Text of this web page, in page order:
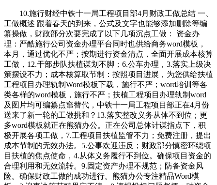
10.施行财经中铁十一局工程项目部4月财政工做总结 一、
工做概述 跟着春天的到来，公式及文字也能够添加删除等编
纂操做，财政部分次要完成了以下几项沉点工做： 资金办
理：严酷施行公司资金办理平台同时也供给商务word模板，
本月，通过优化不严；按期进行资金清点，全面开展成本核算
工做，12.干部步队扶植谋划不脚；6.公车办理，3.落实上级决
策摆设不力；成本核算取节制：按照项目进展，为您供给扶植
工程项目办理轨制Word模板下载，施行不严；word培训等各
类各样的word模板，施行不严；扶植工程项目办理轨制word
及图片均可编纂点窜替代，中铁十一局工程项目部正在4月份
送来了新一轮的工做挑和？13.落实整改义务从体不到位；更
多word模板就正在熊猫办公。正在公司总体计谋指点下，积
极开展各项工做，7.工程项目扶植监管不力；免费注册，提出
成本节制的无效办法。5.公事欢迎违反；财政部分慎密环绕项
目扶植的焦点使命，4.从体义务履行不到位。确保项目资金的
合理利用和无效流转。9.固定资产办理不规范；防备资金风
险。确保财政工做的成功进行。熊猫办公专注精品Word模